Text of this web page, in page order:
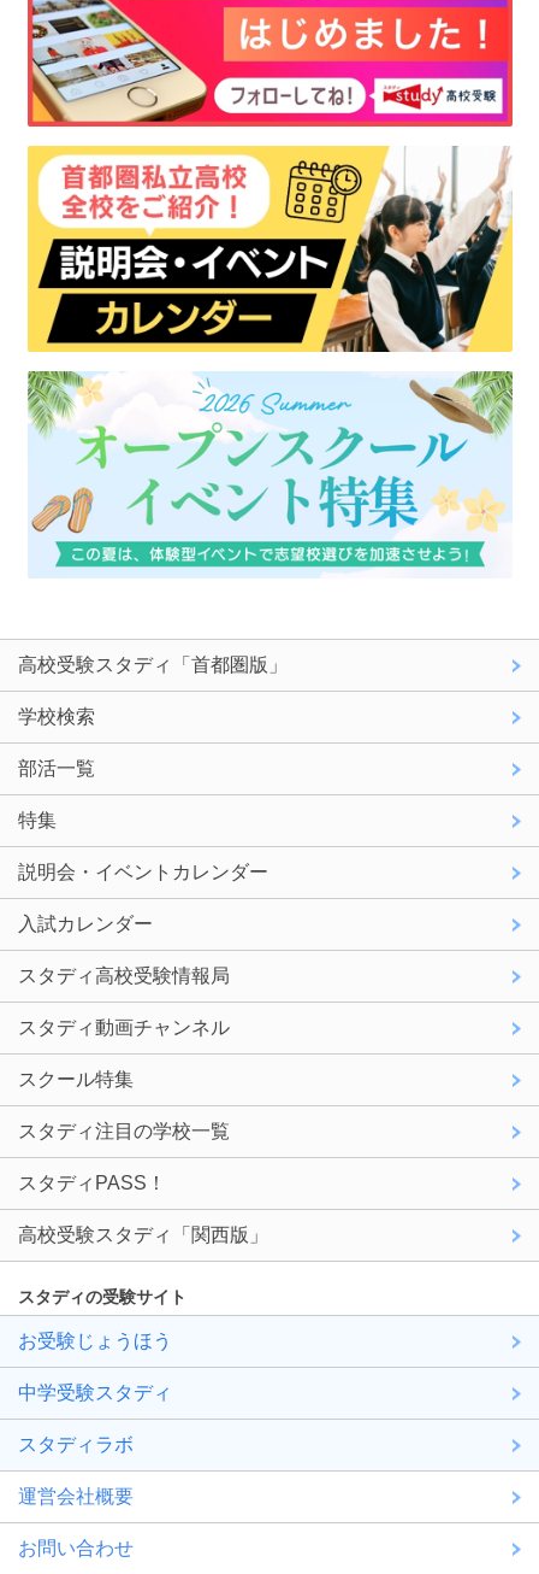
高校受験スタディ「首都圏版」
学校検索
部活一覧
特集
説明会・イベントカレンダー
入試カレンダー
スタディ高校受験情報局
スタディ動画チャンネル
スクール特集
スタディ注目の学校一覧
スタディPASS！
高校受験スタディ「関西版」
スタディの受験サイト
お受験じょうほう
中学受験スタディ
スタディラボ
運営会社概要
お問い合わせ